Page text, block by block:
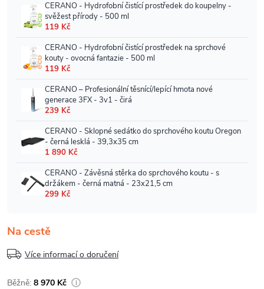
Na cestě
Více informací o doručení
8 970 Kč